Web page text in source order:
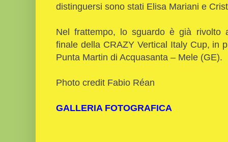
distinguersi sono stati Elisa Mariani e
Nel frattempo, lo sguardo è già rivolto
finale della CRAZY Vertical Italy Cup, in
Punta Martin di Acquasanta – Mele (GE).
Photo credit Fabio Réan
GALLERIA FOTOGRAFICA